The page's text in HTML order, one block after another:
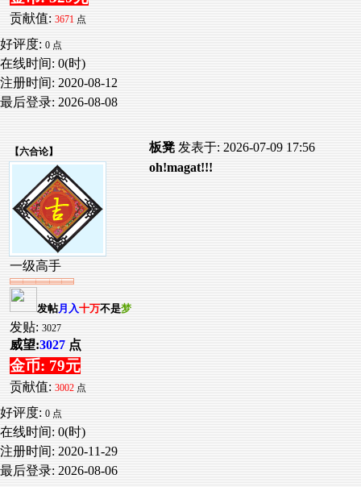
贡献值: 3671 点
好评度: 0 点
在线时间: 0(时)
注册时间: 2020-08-12
最后登录: 2026-08-08
【六合论】
一级高手
发帖月入十万不是梦
发贴: 3027
威望:3027 点
金币: 79元
贡献值: 3002 点
好评度: 0 点
在线时间: 0(时)
注册时间: 2020-11-29
最后登录: 2026-08-06
板凳 发表于: 2026-07-09 17:56
oh!magat!!!